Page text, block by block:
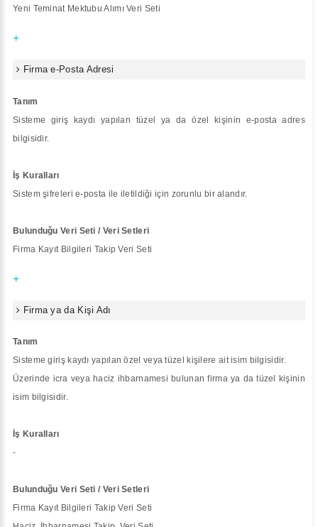
Yeni Teminat Mektubu Alımı Veri Seti
+
Firma e-Posta Adresi
Tanım
Sisteme giriş kaydı yapılan tüzel ya da özel kişinin e-posta adres
bilgisidir.
İş Kuralları
Sistem şifreleri e-posta ile iletildiği için zorunlu bir alandır.
Bulunduğu Veri Seti / Veri Setleri
Firma Kayıt Bilgileri Takip Veri Seti
+
Firma ya da Kişi Adı
Tanım
Sisteme giriş kaydı yapılan özel veya tüzel kişilere ait isim bilgisidir.
Üzerinde icra veya haciz ihbarnamesi bulunan firma ya da tüzel kişinin
isim bilgisidir.
İş Kuralları
-
Bulunduğu Veri Seti / Veri Setleri
Firma Kayıt Bilgileri Takip Veri Seti